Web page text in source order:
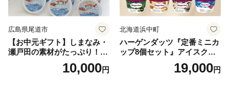
広島県尾道市
【お中元ギフト】しまなみ・
瀬戸田の素材がたっぷり！ジ
10,000円
北海道浜中町
ハーゲンダッツ『定番ミニカ
ップ8個セット』アイスクリ
ーム アイス スイーツ デザー
19,000円